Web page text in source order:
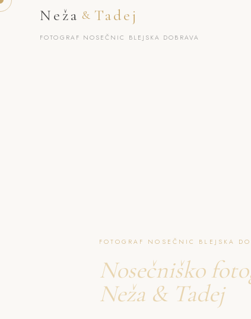
Neža & Tadej
FOTOGRAF NOSEČNIC BLEJSKA DOBRAVA
FOTOGRAF NOSEČNIC BLEJSKA
Nosečniško
Neža & Tadej